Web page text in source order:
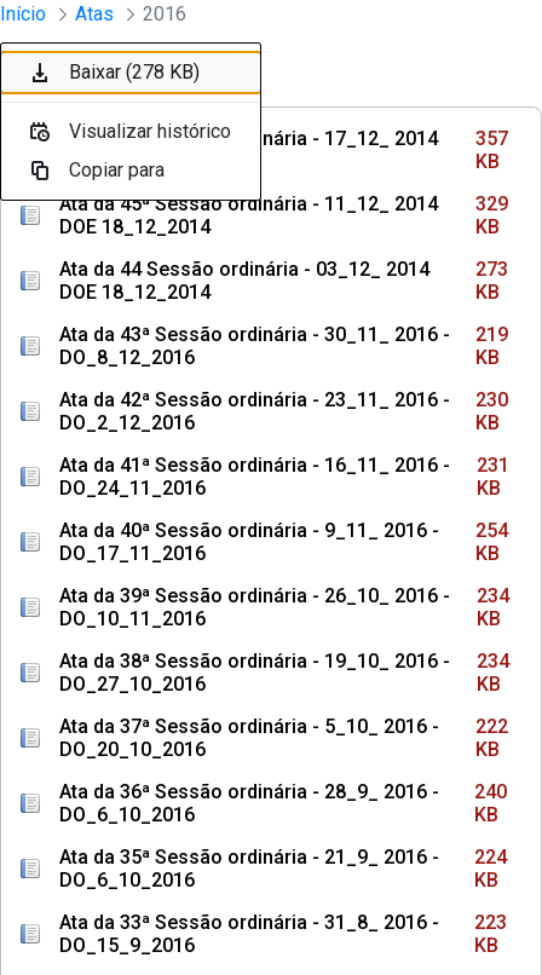
Pular para o Conteúdo principal
Sessões e Reuniões - Documentos
Início Atas 2016
Ordenar Filtro
Ata da 46ª Sessão ordinária - 17_12_ 2014
DOE 22_01_2015
357
KB
Ata da 45ª Sessão ordinária - 11_12_ 2014
DOE 18_12_2014
329
KB
Ata da 44 Sessão ordinária - 03_12_ 2014
DOE 18_12_2014
273
KB
Ata da 43ª Sessão ordinária - 30_11_ 2016 -
DO_8_12_2016
219
KB
Ata da 42ª Sessão ordinária - 23_11_ 2016 -
DO_2_12_2016
230
KB
Ata da 41ª Sessão ordinária - 16_11_ 2016 -
DO_24_11_2016
231
KB
Ata da 40ª Sessão ordinária - 9_11_ 2016 -
DO_17_11_2016
254
KB
Ata da 39ª Sessão ordinária - 26_10_ 2016 -
DO_10_11_2016
234
KB
Ata da 38ª Sessão ordinária - 19_10_ 2016 -
DO_27_10_2016
234
KB
Ata da 37ª Sessão ordinária - 5_10_ 2016 -
DO_20_10_2016
222
KB
Ata da 36ª Sessão ordinária - 28_9_ 2016 -
DO_6_10_2016
240
KB
Ata da 35ª Sessão ordinária - 21_9_ 2016 -
DO_6_10_2016
224
KB
Ata da 33ª Sessão ordinária - 31_8_ 2016 -
DO_15_9_2016
223
KB
Baixar (357 KB)
Visualizar histórico
Copiar para
Baixar (329 KB)
Visualizar histórico
Copiar para
Baixar (273 KB)
Visualizar histórico
Copiar para
Baixar (219 KB)
Visualizar histórico
Copiar para
Baixar (230 KB)
Visualizar histórico
Copiar para
Baixar (231 KB)
Visualizar histórico
Copiar para
Baixar (254 KB)
Visualizar histórico
Copiar para
Baixar (234 KB)
Visualizar histórico
Copiar para
Baixar (234 KB)
Visualizar histórico
Copiar para
Baixar (222 KB)
Visualizar histórico
Copiar para
Baixar (240 KB)
Visualizar histórico
Copiar para
Baixar (224 KB)
Visualizar histórico
Copiar para
Baixar (223 KB)
Visualizar histórico
Copiar para
Baixar (235 KB)
Visualizar histórico
Copiar para
Baixar (220 KB)
Visualizar histórico
Copiar para
Baixar (238 KB)
Visualizar histórico
Copiar para
Baixar (236 KB)
Visualizar histórico
Copiar para
Baixar (225 KB)
Visualizar histórico
Copiar para
Baixar (220 KB)
Visualizar histórico
Copiar para
Baixar (235 KB)
Visualizar histórico
Copiar para
Baixar (220 KB)
Visualizar histórico
Copiar para
Baixar (278 KB)
Visualizar histórico
Copiar para